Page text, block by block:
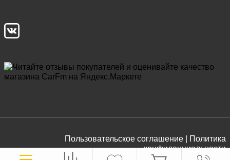
Пользовательское соглашение |
Политика
конфиденциальности